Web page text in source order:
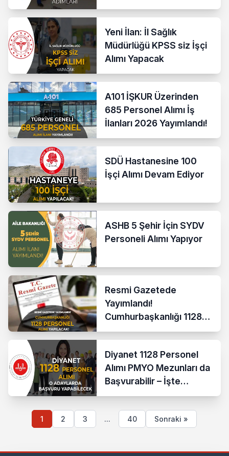
Adımları
Yeni İlan: İl Sağlık
Müdürlüğü KPSS siz İşçi
Alımı Yapacak
A101 İŞKUR Üzerinden
685 Personel Alımı İş
İlanları 2026 Yayımlandı!
SDÜ Hastanesine 100
İşçi Alımı Devam Ediyor
ASHB 5 Şehir İçin SYDV
Personeli Alımı Yapıyor
Resmi Gazetede
Yayımlandı!
Cumhurbaşkanlığı 1128
Personel Alacak
Diyanet 1128 Personel
Alımı PMYO Mezunları da
Başvurabilir – İşte
Yapmaları Gereken
1 2 3 ... 40 Sonraki »